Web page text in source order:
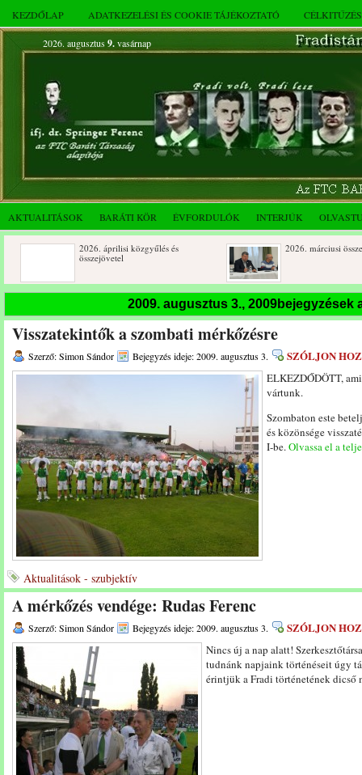
KEZDŐLAP ADATKEZELÉSI ÉS COOKIE TÁJÉKOZTATÓ
2026. augusztus 9.vasárnap
AKTUALITÁSOK BARÁTI KÖR ÉVFORDULÓK INTERJÚK
2026. áprilisi közgyűlés és
2026. márciusi összejövetel
Rendkívüli közgyűlés és a 2025.
Dálnoki József 90 éves
2009. augusztus 3., 2009bejegyzések
Visszatekintők a szombati mérkőzésre
Szerző: Simon Sándor Bejegyzés ideje: 2009. augusztus 3. SZÓLJON
ELKEZDŐDÖTT,
vártunk.
Szombaton este
és közönsége
I-be.Olvassa el a
Aktualitások - szubjektív
A mérkőzés vendége: Rudas Ferenc
Szerző: Simon Sándor Bejegyzés ideje: 2009. augusztus 3. SZÓLJON
Nincs új a nap alatt!
tudnánk napjaink történéseit úgy
érintjük a Fradi történetének